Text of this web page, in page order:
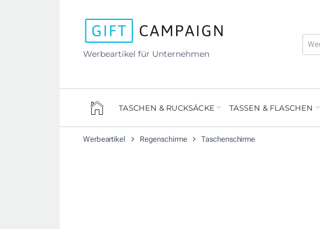
Werbeartikel für Unternehmen
TASCHEN & RUCKSÄCKE TASSEN & FLASCHEN
Werbeartikel Regenschirme Taschenschirme